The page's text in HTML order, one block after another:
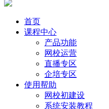
首页
课程中心
产品功能
网校运营
直播专区
企培专区
使用帮助
网校初建设
系统安装教程